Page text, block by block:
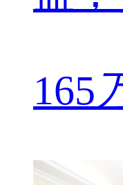
165